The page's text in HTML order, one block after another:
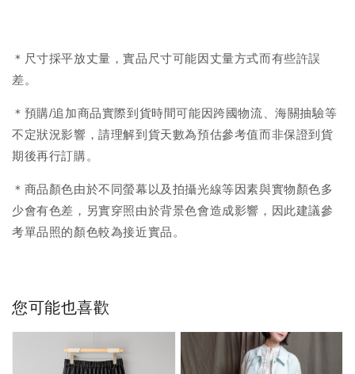
＊尺寸採平放丈量，實品尺寸可能因丈量方式而有些許誤
差。
＊預購/追加商品實際到貨時間可能因跨國物流、海關抽驗等
不定狀況影響，請理解到貨天數為預估參考值而非保證到貨
期後再行訂購。
＊商品顏色由於不同螢幕以及拍攝光線等因素與實物顏色多
少會有色差，另實穿照由於背景色會造成影響，因此建議參
考單品照的顏色較為接近實品。
您可能也喜歡